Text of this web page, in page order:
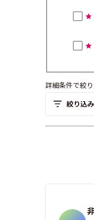
詳細条件で絞
絞り込